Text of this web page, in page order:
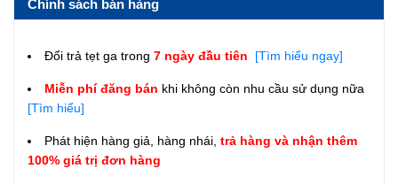
Chính sách bán hàng
Đổi trả tẹt ga trong 7 ngày đầu tiên [Tìm hiểu ngay]
Miễn phí đăng bán khi không còn nhu cầu sử dụng nữa
[Tìm hiểu]
Phát hiện hàng giả, hàng nhái, trả hàng và nhận thêm
100% giá trị đơn hàng